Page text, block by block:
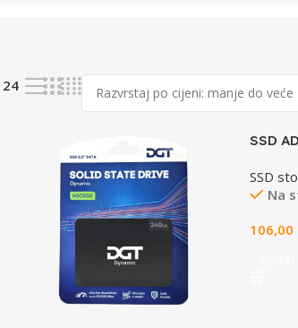
24
SSD
SSD
Na
106,00